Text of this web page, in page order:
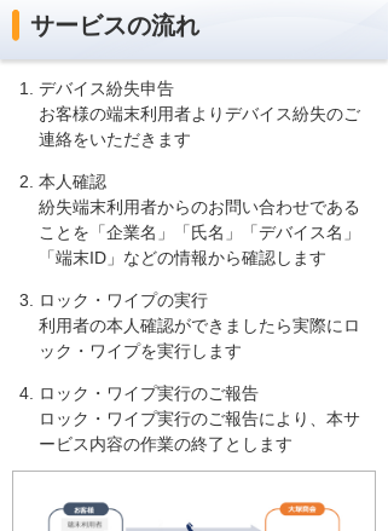
サービスの流れ
デバイス紛失申告
お客様の端末利用者よりデバイス紛失のご
連絡をいただきます
本人確認
紛失端末利用者からのお問い合わせである
ことを「企業名」「氏名」「デバイス名」
「端末ID」などの情報から確認します
ロック・ワイプの実行
利用者の本人確認ができましたら実際にロ
ック・ワイプを実行します
ロック・ワイプ実行のご報告
ロック・ワイプ実行のご報告により、本サ
ービス内容の作業の終了とします